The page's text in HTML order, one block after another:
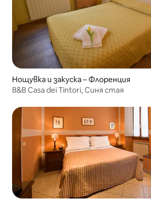
Нощувка и закуска – Флоренция
B&B Casa dei Tintori, Синя стая